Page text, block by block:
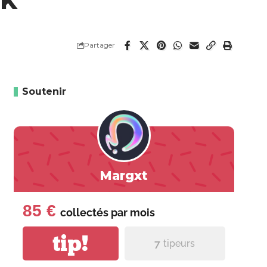
Partager
Soutenir
Margxt
85 € collectés par mois
tip! 7 tipeurs